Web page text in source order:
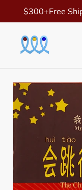
$300+Free